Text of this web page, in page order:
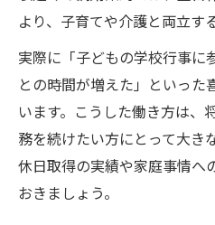
より、子育てや介護と両立す
実際に「子どもの学校行事に
との時間が増えた」といった
います。こうした働き方は、
務を続けたい方にとって大き
休日取得の実績や家庭事情へ
おきましょう。